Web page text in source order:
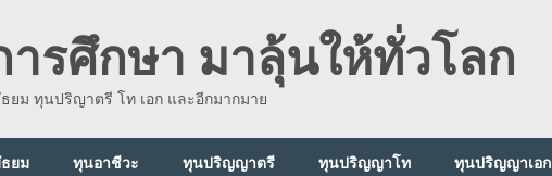
รศึกษา มาลุ้นให้ทั่วโลก
ยม ทุนปริญาตรี โท เอก และอีกมากมาย
ยม ทุนอาชีวะ ทุนปริญญาตรี ทุนปริญญาโท ทุนปริญญาเอก